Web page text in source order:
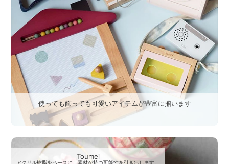
使っても飾っても可愛いアイテムが豊富に揃います
Toumei
アクリル樹脂をベースに、素材が持つ可能性を引き出します。